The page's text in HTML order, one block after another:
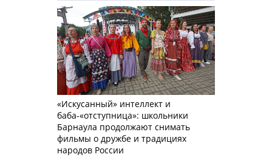
«Искусанный» интеллект и
баба-«отступница»: школьники
Барнаула продолжают снимать
фильмы о дружбе и традициях
народов России